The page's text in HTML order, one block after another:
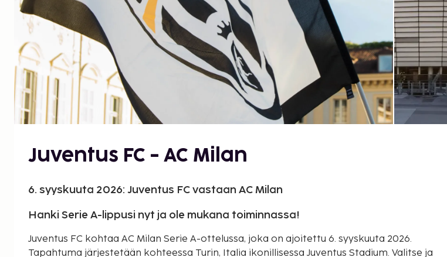
Juventus FC - AC Milan
6. syyskuuta 2026: Juventus FC vastaan AC Milan
Hanki Serie A-lippusi nyt ja ole mukana toiminnassa!
Juventus FC kohtaa AC Milan Serie A-ottelussa, joka on ajoitettu 6. syyskuuta 2026.
Tapahtuma järjestetään kohteessa Turin, Italia ikonillisessa Juventus Stadium. Valitse ja